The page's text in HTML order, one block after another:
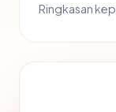
Ringkasan